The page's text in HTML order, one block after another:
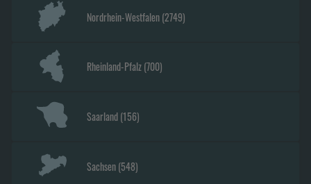
Nordrhein-Westfalen(2749)
Rheinland-Pfalz(700)
Saarland(156)
Sachsen(548)